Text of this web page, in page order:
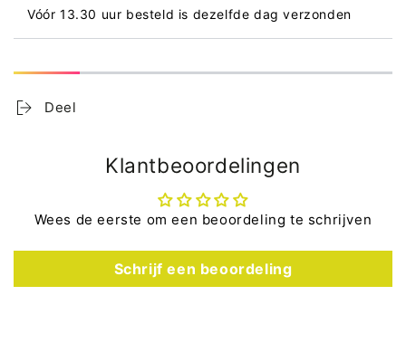
Vóór 13.30 uur besteld is dezelfde dag verzonden
Deel
Klantbeoordelingen
Wees de eerste om een beoordeling te schrijven
Schrijf een beoordeling